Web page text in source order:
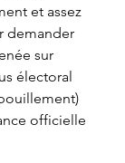
et assez
demander
sur
électoral
officielle